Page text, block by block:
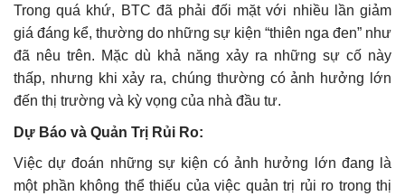
Trong quá khứ, BTC đã phải đối mặt với nhiều lần giảm
giá đáng kể, thường do những sự kiện “thiên nga đen” như
đã nêu trên. Mặc dù khả năng xảy ra những sự cố này
thấp, nhưng khi xảy ra, chúng thường có ảnh hưởng lớn
đến thị trường và kỳ vọng của nhà đầu tư.
Dự Báo và Quản Trị Rủi Ro:
Việc dự đoán những sự kiện có ảnh hưởng lớn đang là
một phần không thể thiếu của việc quản trị rủi ro trong thị